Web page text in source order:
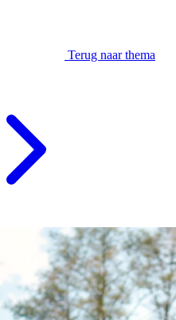
Terug naar thema